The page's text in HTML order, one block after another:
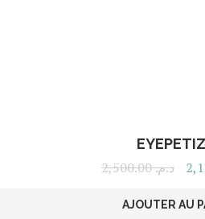
د.م.2,500.00
AJOUTER AU